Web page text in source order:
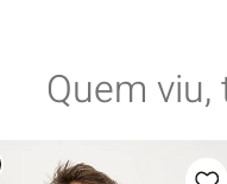
Quem